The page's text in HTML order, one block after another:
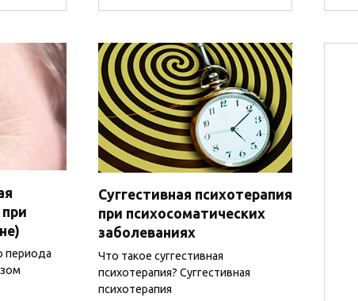
периода
Суггестивная психотерапия
при психосоматических
заболеваниях
Что такое суггестивная
психотерапия? Суггестивная
психотерапия